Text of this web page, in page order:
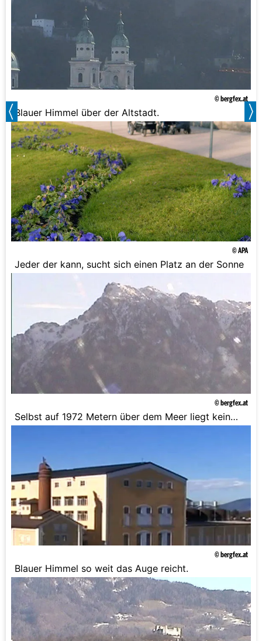
© bergfex.at
Blauer Himmel über der Altstadt.
© APA
Jeder der kann, sucht sich einen Platz an der Sonne
© bergfex.at
Selbst auf 1972 Metern über dem Meer liegt kein
© bergfex.at
Blauer Himmel so weit das Auge reicht.